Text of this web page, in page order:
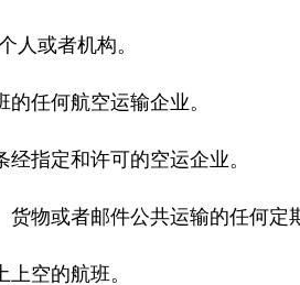
或者机构。
任何航空运输企业。
指定和许可的空运企业。
物或者邮件公共运输的任何定
空的航班。